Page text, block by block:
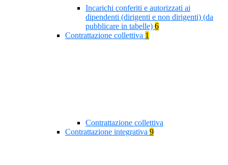
Incarichi conferiti e autorizzati ai
dipendenti (dirigenti e non dirigenti) (da
pubblicare in tabelle) 6
Contrattazione collettiva 1
Contrattazione collettiva
Contrattazione integrativa 9